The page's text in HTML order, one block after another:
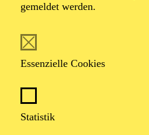
gemeldet werden.
Essenzielle Cookies
Statistik